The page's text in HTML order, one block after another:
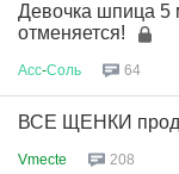
Девочка шпица 5
отменяется!
Асс-Соль 64
ВСЕ ЩЕНКИ
Vmecte 208